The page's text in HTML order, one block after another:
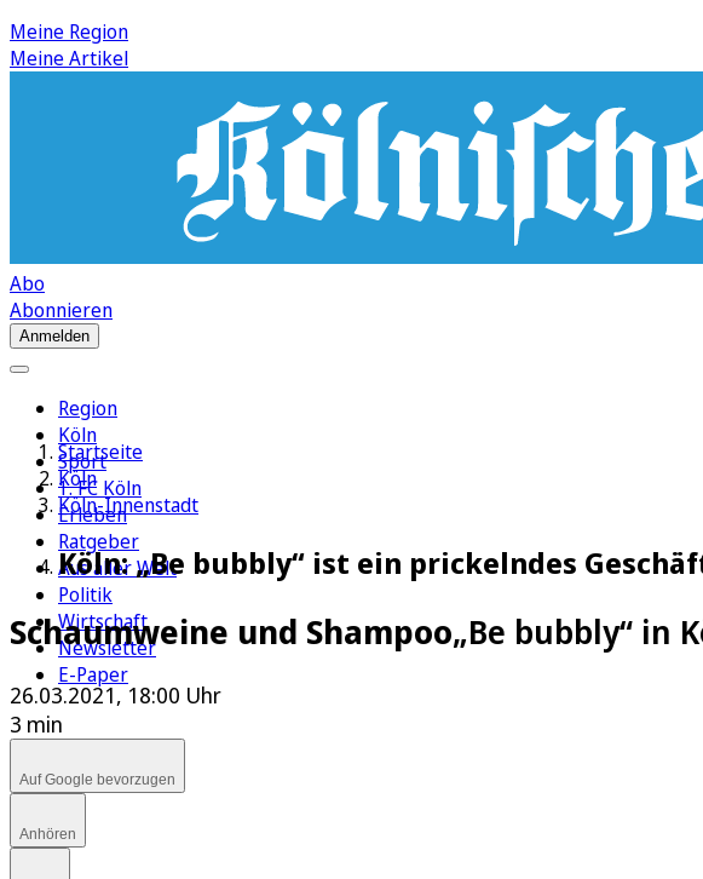
Meine Region
Meine Artikel
Abo
Abonnieren
Anmelden
Region
Köln
Sport
1. FC Köln
Erleben
Ratgeber
Aus aller Welt
Politik
Wirtschaft
Newsletter
E-Paper
Startseite
Köln
Köln-Innenstadt
Köln: „Be bubbly“ ist ein prickelndes
Schaumweine und Shampoo„Be bubbly“ in
26.03.2021, 18:00 Uhr
3 min
Auf Google bevorzugen
Anhören